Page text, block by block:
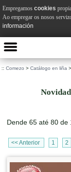
:: Comezo > Catálogo en liña >
Dende 65 até 80 de
<< Anterior 1 2
Empregamos cookies
Ao empregar os nosos
información